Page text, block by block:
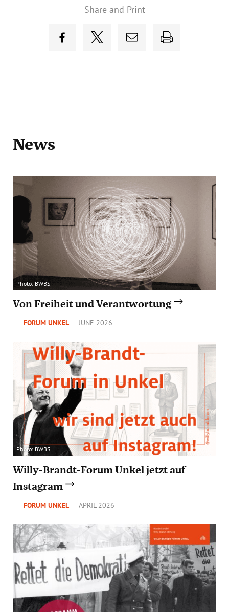
Share and Print
News
Photo: BWBS
Von Freiheit und Verantwortung
FORUM UNKEL JUNE 2026
Photo: BWBS
Willy-Brandt-Forum Unkel jetzt auf
Instagram
FORUM UNKEL APRIL 2026